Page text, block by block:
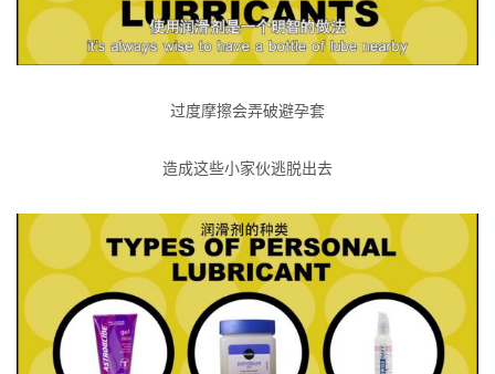
过度摩擦会弄破避孕套
造成这些小家伙逃脱出去